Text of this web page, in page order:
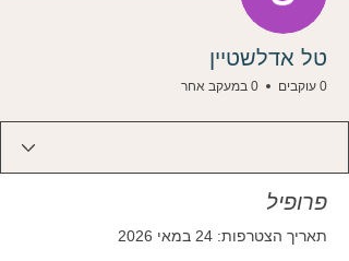
טל אדלשטיין
0 עוקבים 0 במעקב אחר
פרופיל
תאריך הצטרפות: 24 במאי 2026